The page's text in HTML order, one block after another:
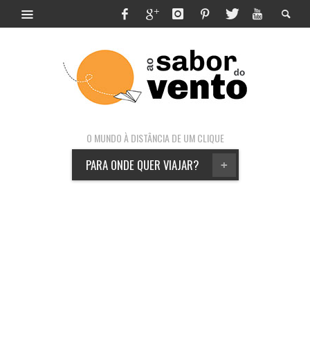
O MUNDO À DISTÂNCIA DE UM CLIQUE
+
PARA ONDE QUER VIAJAR?